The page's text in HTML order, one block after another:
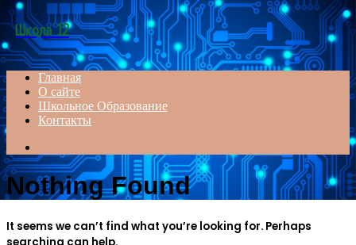
Menu
Школа 12
Главная
О сайте
Школьное Образование
Контакты
for
Nothing Found
It seems we can’t find what you’re looking for. Perhaps
searching can help.